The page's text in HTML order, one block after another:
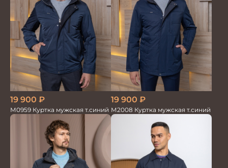
19 900 ₽
М0959 Куртка мужская т.синий
19 900 ₽
М2008 Куртка мужская т.синий